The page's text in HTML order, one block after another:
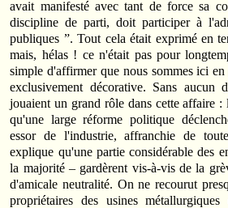
avait manifesté avec tant de force sa
discipline de parti, doit participer à
publiques ”. Tout cela était exprimé en
mais, hélas ! ce n'était pas pour
simple d'affirmer que nous sommes ici
exclusivement décorative. Sans aucun
jouaient un grand rôle dans cette affaire :
qu'une large réforme politique
essor de l'industrie, affranchie de
explique qu'une partie considérable des
la majorité – gardèrent vis‑à‑vis de la
d'amicale neutralité. On ne recourut
propriétaires des usines